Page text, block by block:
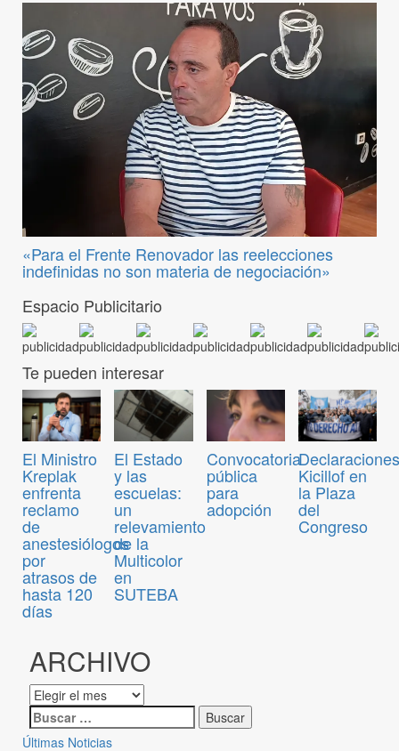
«Para el Frente Renovador las reelecciones
indefinidas no son materia de negociación»
Espacio Publicitario
Te pueden interesar
El Ministro
Kreplak
enfrenta
reclamo
de
anestesiólogos
por
atrasos de
hasta 120
días
El Estado
y las
escuelas:
un
relevamiento
de la
Multicolor
en
SUTEBA
Convocatoria
pública
para
adopción
Kicillof en
la Plaza
del
Congreso
ARCHIVO
Últimas Noticias